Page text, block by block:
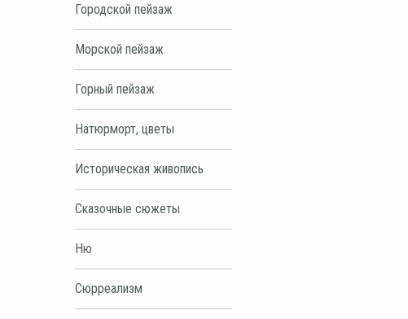
Городской пейзаж
Морской пейзаж
Горный пейзаж
Натюрморт, цветы
Историческая живопись
Сказочные сюжеты
Ню
Сюрреализм